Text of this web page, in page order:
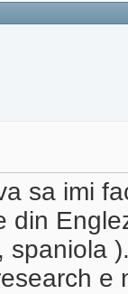
sa imi
din
spaniola
e